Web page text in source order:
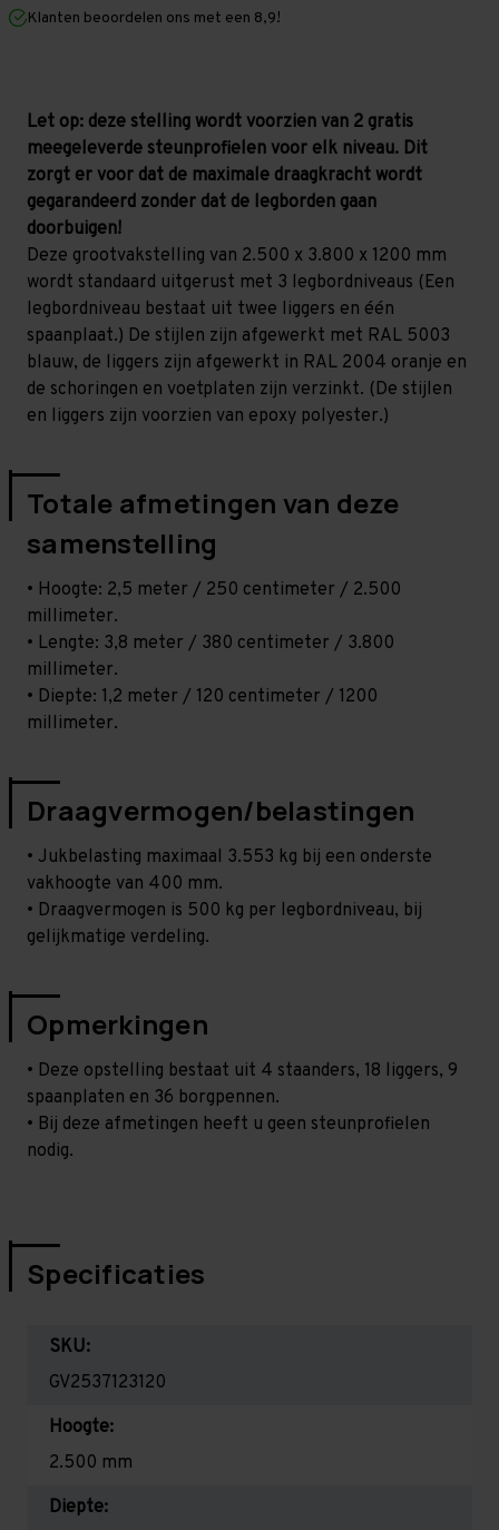
mm mm
Klanten beoordelen ons met een 8,9!
Let op: deze stelling wordt voorzien van 2 gratis
meegeleverde steunprofielen voor elk niveau. Dit
zorgt er voor dat de maximale draagkracht wordt
gegarandeerd zonder dat de legborden gaan
doorbuigen!
Deze grootvakstelling van 2.500 x 3.800 x 1200 mm
wordt standaard uitgerust met 3 legbordniveaus (Een
legbordniveau bestaat uit twee liggers en één
spaanplaat.) De stijlen zijn afgewerkt met RAL 5003
blauw, de liggers zijn afgewerkt in RAL 2004 oranje en
de schoringen en voetplaten zijn verzinkt. (De stijlen
en liggers zijn voorzien van epoxy polyester.)
Totale afmetingen van deze
samenstelling
• Hoogte: 2,5 meter / 250 centimeter / 2.500
millimeter.
• Lengte: 3,8 meter / 380 centimeter / 3.800
millimeter.
• Diepte: 1,2 meter / 120 centimeter / 1200
millimeter.
Draagvermogen/belastingen
• Jukbelasting maximaal 3.553 kg bij een onderste
vakhoogte van 400 mm.
• Draagvermogen is 500 kg per legbordniveau, bij
gelijkmatige verdeling.
Opmerkingen
• Deze opstelling bestaat uit 4 staanders, 18 liggers, 9
spaanplaten en 36 borgpennen.
• Bij deze afmetingen heeft u geen steunprofielen
nodig.
Specificaties
SKU:
GV2537123120
Hoogte:
2.500 mm
Diepte: